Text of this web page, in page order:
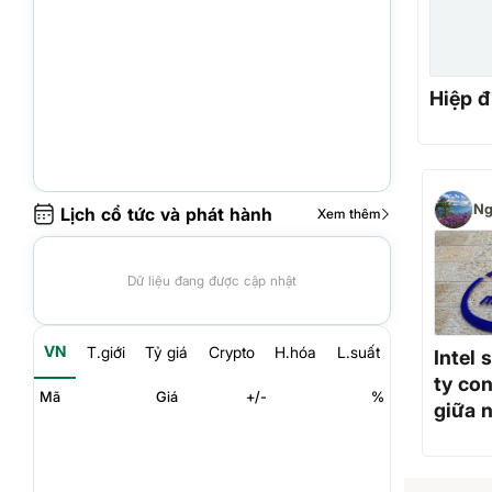
Lịch cổ tức và phát hành Xem thêm
Dữ liệu đang được cập nhật
VN T.giới Tỷ giá Crypto H.hóa L.suất
Mã Giá +/- %
Hiệp
Intel
ty
giữa